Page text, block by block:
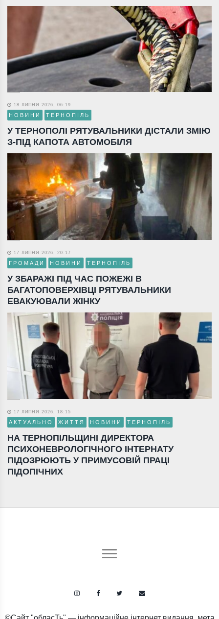
18 ЛИПНЯ 2026, 06:19
НОВИНИ ТЕРНОПІЛЬ
У ТЕРНОПОЛІ РЯТУВАЛЬНИКИ ДІСТАЛИ ЗМІЮ
З-ПІД КАПОТА АВТОМОБІЛЯ
17 ЛИПНЯ 2026, 20:17
ГРОМАДИ НОВИНИ ТЕРНОПІЛЬ
У ЗБАРАЖІ ПІД ЧАС ПОЖЕЖІ В
БАГАТОПОВЕРХІВЦІ РЯТУВАЛЬНИКИ
ЕВАКУЮВАЛИ ЖІНКУ
17 ЛИПНЯ 2026, 18:15
АКТУАЛЬНО ЖИТТЯ НОВИНИ ТЕРНОПІЛЬ
НА ТЕРНОПІЛЬЩИНІ ДИРЕКТОРА
ПСИХОНЕВРОЛОГІЧНОГО ІНТЕРНАТУ
ПІДОЗРЮЮТЬ У ПРИМУСОВІЙ ПРАЦІ
ПІДОПІЧНИХ